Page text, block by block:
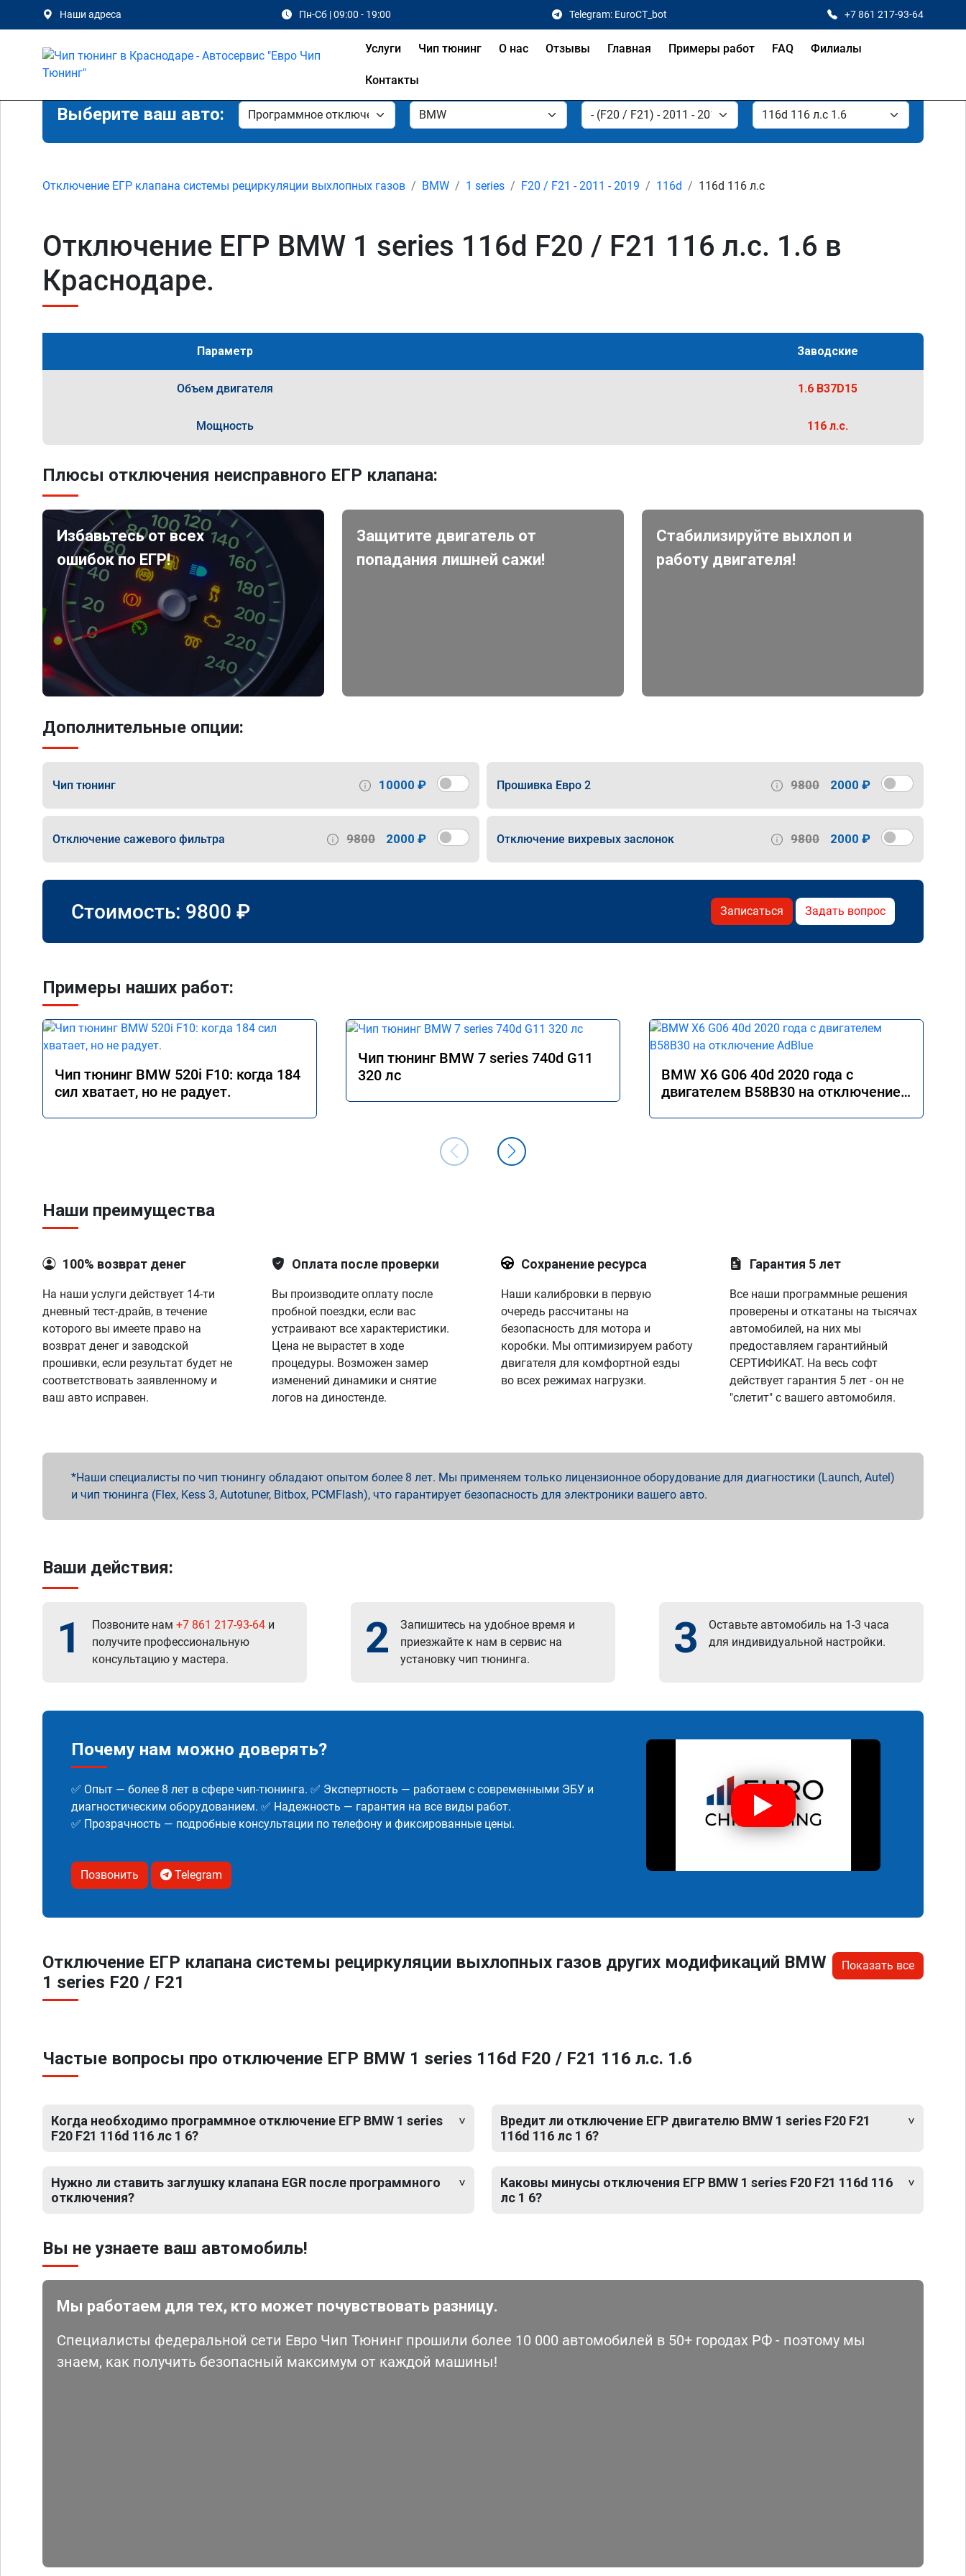
Наши адреса Пн-Сб | 09:00 - 19:00 Telegram: EuroCT_bot +7 861 217-93-64
Услуги Чип тюнинг О нас Отзывы Главная Примеры работ FAQ Филиалы
Контакты
Выберите ваш авто:
Отключение ЕГР клапана системы рециркуляции выхлопных газов BMW 1 series F20 / F21 - 2011 - 2019 116d 116d 116 л.с
Отключение ЕГР BMW 1 series 116d F20 / F21 116 л.с. 1.6 в
Краснодаре.
Параметр Заводские
Объем двигателя 1.6 B37D15
Мощность 116 л.с.
Плюсы отключения неисправного ЕГР клапана:
Избавьтесь от всех
ошибок по ЕГР!
Защитите двигатель от
попадания лишней сажи!
Стабилизируйте выхлоп и
работу двигателя!
Дополнительные опции:
Чип тюнинг 10000 ₽ Прошивка Евро 2 9800 2000 ₽
Отключение сажевого фильтра 9800 2000 ₽ Отключение вихревых заслонок 9800 2000 ₽
Стоимость: 9800 ₽ Записаться Задать вопрос
Примеры наших работ:
Чип тюнинг BMW 520i F10: когда 184
сил хватает, но не радует.
Чип тюнинг BMW 7 series 740d G11
320 лс
BMW X6 G06 40d 2020 года с
двигателем B58B30 на отключение
Наши преимущества
100% возврат денег
На наши услуги действует 14-ти
дневный тест-драйв, в течение
которого вы имеете право на
возврат денег и заводской
прошивки, если результат будет не
соответствовать заявленному и
ваш авто исправен.
Оплата после проверки
Вы производите оплату после
пробной поездки, если вас
устраивают все характеристики.
Цена не вырастет в ходе
процедуры. Возможен замер
изменений динамики и снятие
логов на диностенде.
Сохранение ресурса
Наши калибровки в первую
очередь рассчитаны на
безопасность для мотора и
коробки. Мы оптимизируем работу
двигателя для комфортной езды
во всех режимах нагрузки.
Гарантия 5 лет
Все наши программные решения
проверены и откатаны на тысячах
автомобилей, на них мы
предоставляем гарантийный
СЕРТИФИКАТ. На весь софт
действует гарантия 5 лет - он не
"слетит" с вашего автомобиля.
Наши специалисты по чип тюнингу обладают опытом более 8 лет. Мы применяем только лицензионное оборудование для диагностики (Launch, Autel)
и чип тюнинга (Flex, Kess 3, Autotuner, Bitbox, PCMFlash), что гарантирует безопасность для электроники вашего авто.
Ваши действия:
1 Позвоните нам +7 861 217-93-64 и
получите профессиональную
консультацию у мастера.
2
Запишитесь на удобное время и
приезжайте к нам в сервис на
установку чип тюнинга.
3
Оставьте автомобиль на 1-3 часа
для индивидуальной настройки.
Почему нам можно доверять?
✅ Опыт — более 8 лет в сфере чип-тюнинга. ✅ Экспертность — работаем с современными ЭБУ и
диагностическим оборудованием. ✅ Надежность — гарантия на все виды работ.
✅ Прозрачность — подробные консультации по телефону и фиксированные цены.
Позвонить Telegram
Отключение ЕГР клапана системы рециркуляции выхлопных газов других модификаций BMW
1 series F20 / F21
Показать все
Частые вопросы про отключение ЕГР BMW 1 series 116d F20 / F21 116 л.с. 1.6
Когда необходимо программное отключение ЕГР BMW 1 series
F20 F21 116d 116 лс 1 6?
Нужно ли ставить заглушку клапана EGR после программного
отключения?
Вредит ли отключение ЕГР двигателю BMW 1 series F20 F21
116d 116 лс 1 6?
Каковы минусы отключения ЕГР BMW 1 series F20 F21 116d 116
лс 1 6?
Вы не узнаете ваш автомобиль!
Мы работаем для тех, кто может почувствовать разницу.
Специалисты федеральной сети Евро Чип Тюнинг прошили более 10 000 автомобилей в 50+ городах РФ - поэтому мы
знаем, как получить безопасный максимум от каждой машины!